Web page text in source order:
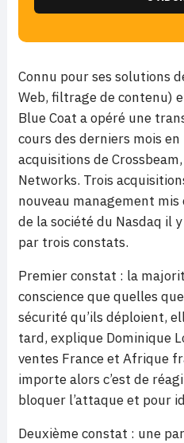
Connu pour ses solutions
Web, filtrage de contenu)
Blue Coat a opéré une
cours des derniers mois
acquisitions de
Networks. Trois
nouveau management
de la société du Nasdaq il
par trois constats.
Premier constat : la
conscience que quelles
sécurité qu’ils déploient,
tard, explique Dominique
ventes France et Afrique
importe alors c’est de
bloquer l’attaque et pour
Deuxième constat : une